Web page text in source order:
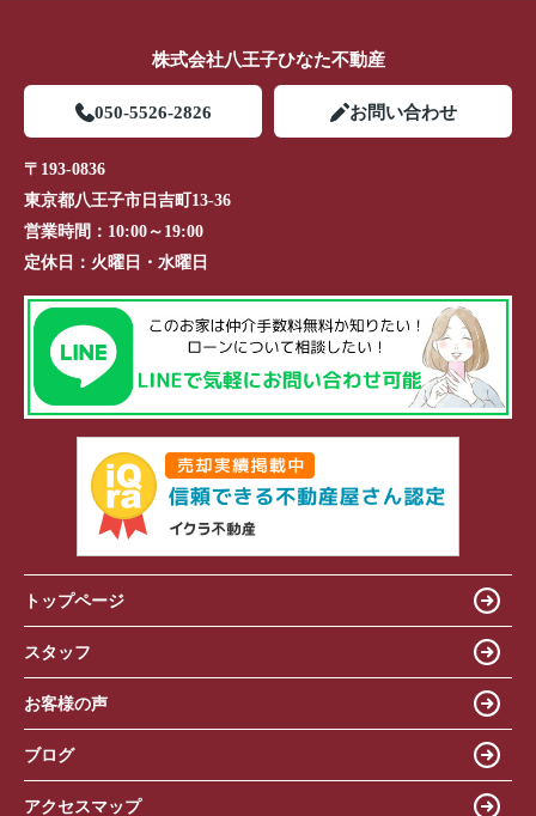
株式会社八王子ひなた不動産
050-5526-2826 お問い合わせ
〒193-0836
東京都八王子市日吉町13-36
営業時間： 10:00～19:00
定休日： 火曜日・水曜日
トップページ
スタッフ
お客様の声
ブログ
アクセスマップ